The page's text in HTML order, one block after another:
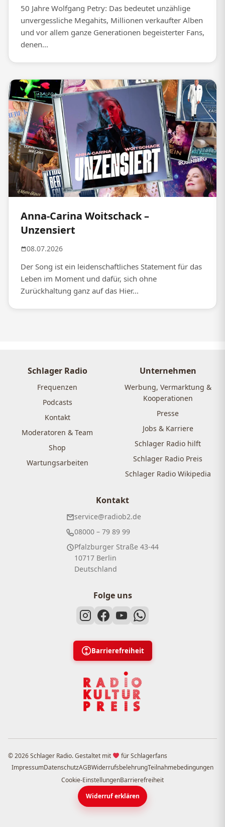
50 Jahre Wolfgang Petry: Das bedeutet unzählige
unvergessliche Megahits, Millionen verkaufter Alben
und vor allem ganze Generationen begeisterter Fans,
denen...
Anna-Carina Woitschack –
Unzensiert
08.07.2026
Der Song ist ein leidenschaftliches Statement für das
Leben im Moment und dafür, sich ohne
Zurückhaltung ganz auf das Hier...
Schlager Radio
Frequenzen
Podcasts
Kontakt
Moderatoren & Team
Shop
Wartungsarbeiten
Unternehmen
Werbung, Vermarktung &
Kooperationen
Presse
Jobs & Karriere
Schlager Radio hilft
Schlager Radio Preis
Schlager Radio Wikipedia
Kontakt
service@radiob2.de
08000 – 79 89 99
Pfalzburger Straße 43-44
10717 Berlin
Deutschland
Folge uns
Barrierefreiheit
© 2026 Schlager Radio. Gestaltet mit
für Schlagerfans
ImpressumDatenschutzAGBWiderrufsbelehrungTeilnahmebedingungen
Cookie-EinstellungenBarrierefreiheit
Widerruf erklären